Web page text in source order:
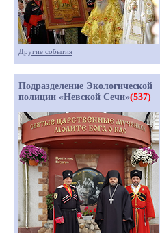
Другие события
Подразделение Экологической
полиции «Невской Сечи»(537)